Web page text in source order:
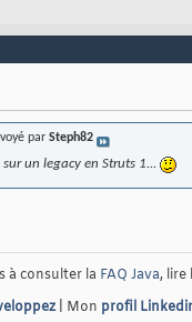
par Steph82
sur un legacy en Struts 1...
à consulter la FAQ Java, lire
| Mon profil